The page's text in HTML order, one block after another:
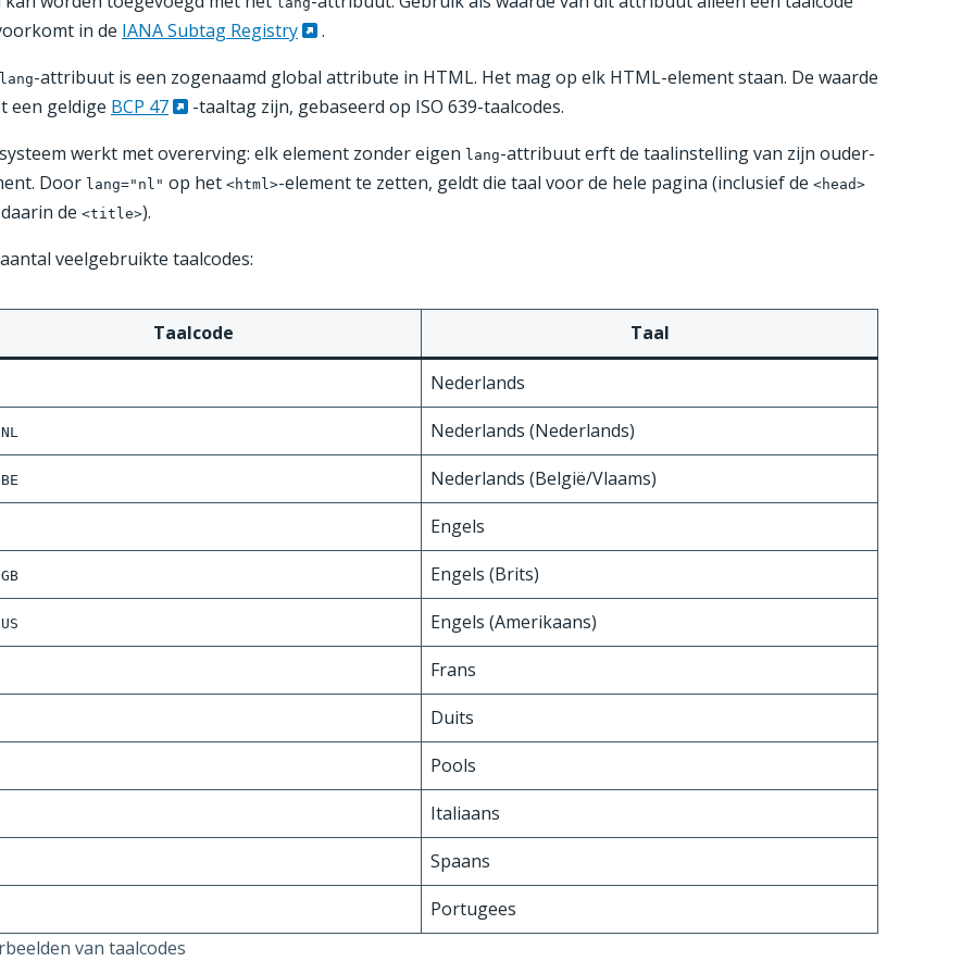
in de IANA Subtag Registry .
lang-attribuut is een zogenaamd global attribute in HTML. Het mag op elk HTML-element staan. De waarde
een geldige BCP 47
-taaltag zijn, gebaseerd op ISO 639-taalcodes.
werkt met overerving: elk element zonder eigen lang-attribuut erft de taalinstelling van zijn ouder-
Door lang="nl" op het <html>-element te zetten, geldt die taal voor de hele pagina (inclusief de <head>
de <title>).
veelgebruikte taalcodes:
Taalcode Taal
Nederlands
Nederlands (Nederlands)
Nederlands (België/Vlaams)
Engels
Engels (Brits)
Engels (Amerikaans)
Frans
Duits
Pools
Italiaans
Spaans
Portugees
van taalcodes